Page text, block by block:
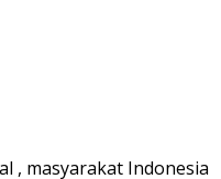
, masyarakat Indonesia